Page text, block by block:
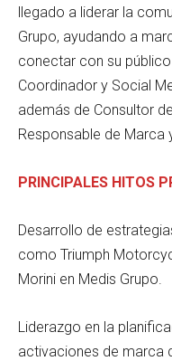
llegado a liderar la
Grupo, ayudando a
conectar con su
Coordinador y Social
además de Consultor
Responsable de Marca
PRINCIPALES HITOS
Desarrollo de
como Triumph
Morini en Medis Grupo.
Liderazgo en la
activaciones de marca